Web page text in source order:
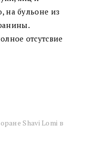
на бульоне из
отсутсвие
Shavi Lomi в